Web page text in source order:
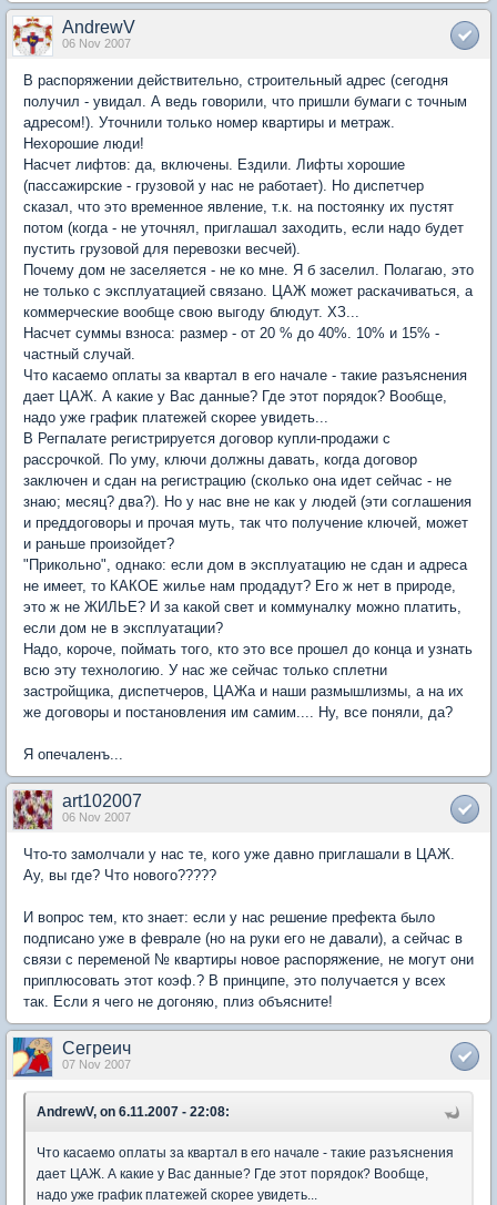
AndrewV
06 Nov 2007
В распоряжении действительно, строительный адрес (сегодня
получил - увидал. А ведь говорили, что пришли бумаги с точным
адресом!). Уточнили только номер квартиры и метраж.
Нехорошие люди!
Насчет лифтов: да, включены. Ездили. Лифты хорошие
(пассажирские - грузовой у нас не работает). Но диспетчер
сказал, что это временное явление, т.к. на постоянку их пустят
потом (когда - не уточнял, приглашал заходить, если надо будет
пустить грузовой для перевозки весчей).
Почему дом не заселяется - не ко мне. Я б заселил. Полагаю, это
не только с эксплуатацией связано. ЦАЖ может раскачиваться, а
коммерческие вообще свою выгоду блюдут. ХЗ...
Насчет суммы взноса: размер - от 20 % до 40%. 10% и 15% -
частный случай.
Что касаемо оплаты за квартал в его начале - такие разъяснения
дает ЦАЖ. А какие у Вас данные? Где этот порядок? Вообще,
надо уже график платежей скорее увидеть...
В Регпалате регистрируется договор купли-продажи с
рассрочкой. По уму, ключи должны давать, когда договор
заключен и сдан на регистрацию (сколько она идет сейчас - не
знаю; месяц? два?). Но у нас вне не как у людей (эти соглашения
и преддоговоры и прочая муть, так что получение ключей, может
и раньше произойдет?
"Прикольно", однако: если дом в эксплуатацию не сдан и адреса
не имеет, то КАКОЕ жилье нам продадут? Его ж нет в природе,
это ж не ЖИЛЬЕ? И за какой свет и коммуналку можно платить,
если дом не в эксплуатации?
Надо, короче, поймать того, кто это все прошел до конца и узнать
всю эту технологию. У нас же сейчас только сплетни
застройщика, диспетчеров, ЦАЖа и наши размышлизмы, а на их
же договоры и постановления им самим.... Ну, все поняли, да?
Я опечаленъ...
art102007
06 Nov 2007
Что-то замолчали у нас те, кого уже давно приглашали в ЦАЖ.
Ау, вы где? Что нового?????
И вопрос тем, кто знает: если у нас решение префекта было
подписано уже в феврале (но на руки его не давали), а сейчас в
связи с переменой № квартиры новое распоряжение, не могут они
приплюсовать этот коэф.? В принципе, это получается у всех
так. Если я чего не догоняю, плиз объясните!
Сегреич
07 Nov 2007
AndrewV, on 6.11.2007 - 22:08:
Что касаемо оплаты за квартал в его начале - такие разъяснения
дает ЦАЖ. А какие у Вас данные? Где этот порядок? Вообще,
надо уже график платежей скорее увидеть...